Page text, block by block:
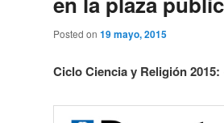
Posted on 19 mayo, 2015
Ciclo Ciencia y Religión